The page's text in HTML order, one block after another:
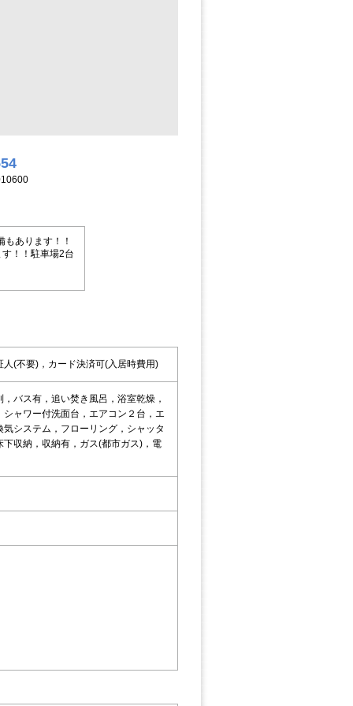
あります！！
！！駐車場2台
(不要)，カード決済可(入居時費用)
バス有，追い焚き風呂，浴室乾燥，
ャワー付洗面台，エアコン２台，エ
システム，フローリング，シャッタ
収納，収納有，ガス(都市ガス)，電